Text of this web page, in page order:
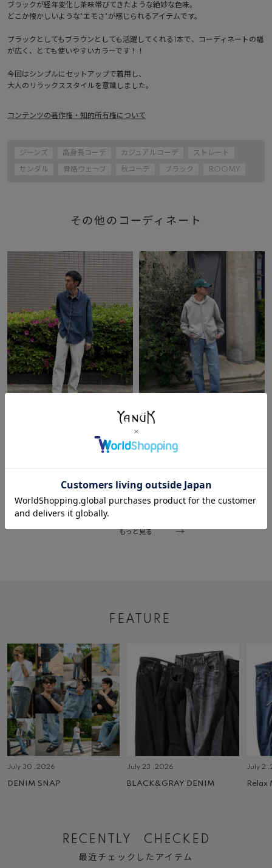
ブラックが経年変化し茶味帯びてきたような絶妙な色味。
どこか懐かしいような"エモさ"が感じられるアイテムです。
ブラックとしてもブラウンとしても活躍してくれる1本で、コーディネートの幅
が広く、とても使いやすいカラーです！！
今回はシンプルにセットアップで着用し、
大人のリラックススタイルを意識しました。
コンテンツの著作権・知的所有権について
ジーンズ 高身長コーデ カジュアルコーデ ストレート
サンダル 骨格ウェーブ 秋コーデ ブラック ROOMY
その他のコーディネート
本部
176cm
本部
もっと見る
FEATURE
July 30 ,2026
DENIM SNAP
July 23 ,2026
BLACK&GRAY DENIM
July 2
Relax
RECENTLY CHECKED
最近チェックしたアイテム